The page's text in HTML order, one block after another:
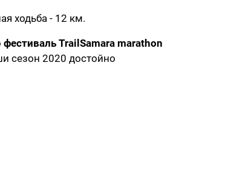
ходьба - 12 км.
фестиваль TrailSamara marathon
сезон 2020 достойно